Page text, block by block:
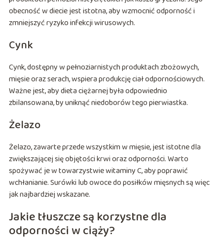
obecność w diecie jest istotna, aby wzmocnić odporność i
zmniejszyć ryzyko infekcji wirusowych.
Cynk
Cynk, dostępny w pełnoziarnistych produktach zbożowych,
mięsie oraz serach, wspiera produkcję ciał odpornościowych.
Ważne jest, aby dieta ciężarnej była odpowiednio
zbilansowana, by uniknąć niedoborów tego pierwiastka.
Żelazo
Żelazo, zawarte przede wszystkim w mięsie, jest istotne dla
zwiększającej się objętości krwi oraz odporności. Warto
spożywać je w towarzystwie witaminy C, aby poprawić
wchłanianie. Surówki lub owoce do posiłków mięsnych są więc
jak najbardziej wskazane.
Jakie tłuszcze są korzystne dla
odporności w ciąży?